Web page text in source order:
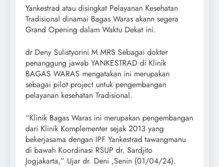
Yankestrad atau disingkat Pelayanan Kesehatan
Tradisional dinamai Bagas Waras akann segera
Grand Opening dalam Waktu Dekat ini.
dr Deny Sulistyorini M.MRS Sebagai dokter
penanggung jawab YANKESTRAD di Klinik
BAGAS WARAS mengatakan ini merupakan
sebagai pilot project untuk pengembangan
pelayanan kesehatan Tradisional.
“Klinik Bagas Waras ini merupakan pengembangan
dari Klinik Komplementer sejak 2013 yang
bekerjasama dengan IPF Yankestrad tawangmanu
di bawah Koordinasi RSUP dr. Sardjito
Jogjakarta,” Ujar dr. Deni ,Senin (01/04/24).